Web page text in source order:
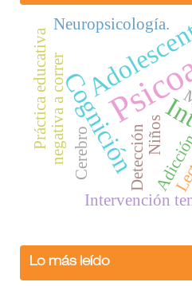
Cognición
negativa a correr Niños
Intervención
Neuropsicología.
Práctica educativa
Cerebro Detección
Lo más leído